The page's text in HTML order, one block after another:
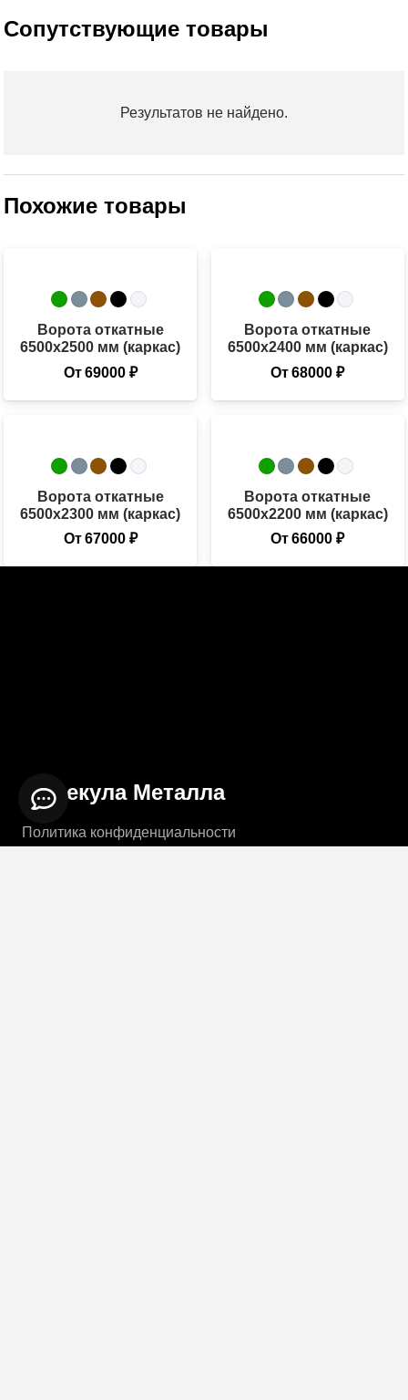
Сопутствующие товары
Результатов не найдено.
Похожие товары
Ворота откатные
6500х2500 мм (каркас)
От69000 ₽
Ворота откатные
6500х2400 мм (каркас)
От68000₽
Ворота откатные
6500х2300 мм (каркас)
От67000 ₽
Ворота откатные
6500х2200 мм (каркас)
От66000₽
Молекула Металла
Политика конфиденциальности